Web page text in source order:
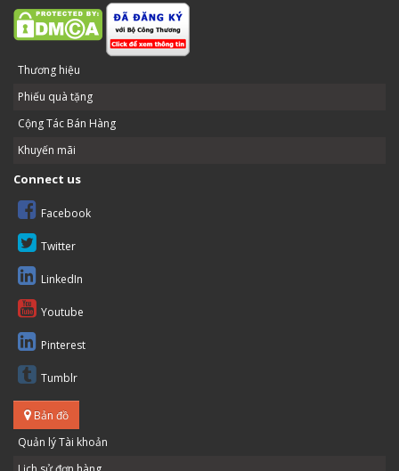
Thương hiệu
Phiếu quà tặng
Cộng Tác Bán Hàng
Khuyến mãi
Connect us
Facebook
Twitter
LinkedIn
Youtube
Pinterest
Tumblr
Bản đồ
Quản lý Tài khoản